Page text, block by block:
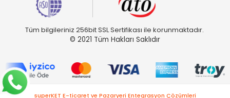
Tüm bilgileriniz 256bit SSL Sertifikası ile korunmaktadır.
© 2021 Tüm Hakları Saklıdır
superKET E-ticaret ve Pazaryeri Entegrasyon Çözümleri